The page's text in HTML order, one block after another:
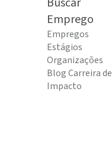
Emprego
Empregos
Estágios
Organizações
Blog Carreira de
Impacto